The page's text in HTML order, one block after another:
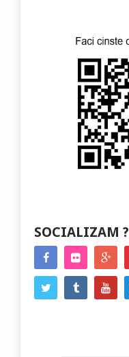
SOCIALIZAM ?